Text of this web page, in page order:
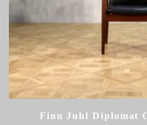
Finn Juhl Diplomat